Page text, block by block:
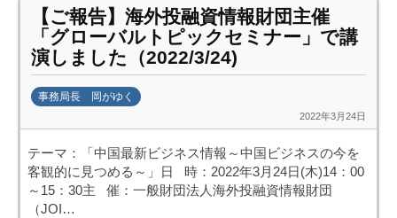
【ご報告】海外投融資情報財団主催
「グローバルトピックセミナー」で講
演しました（2022/3/24)
事務局長 岡がゆく
2022年3月24日
k
a
n
テーマ：「中国最新ビジネス情報～中国ビジネスの今を
客観的に見つめる～」日 時：2022年3月24日(木)14：00
～15：30主 催：一般財団法人海外投融資情報財団
（JOI…